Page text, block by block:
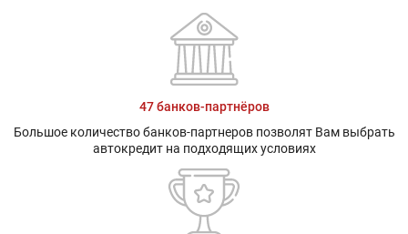
47 банков-партнёров
Большое количество банков-партнеров позволят Вам выбрать
автокредит на подходящих условиях